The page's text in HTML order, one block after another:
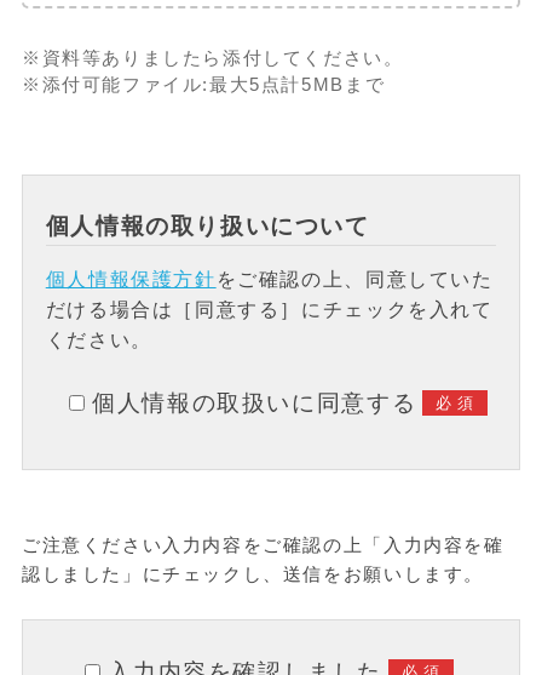
※資料等ありましたら添付してください。
※添付可能ファイル:最大5点計5MBまで
個人情報の取り扱いについて
個人情報保護方針 をご確認の上、同意していた
だける場合は［同意する］にチェックを入れて
ください。
個人情報の取扱いに同意する 必須
ご注意ください 入力内容をご確認の上「入力内容を確
認しました」にチェックし、送信をお願いします。